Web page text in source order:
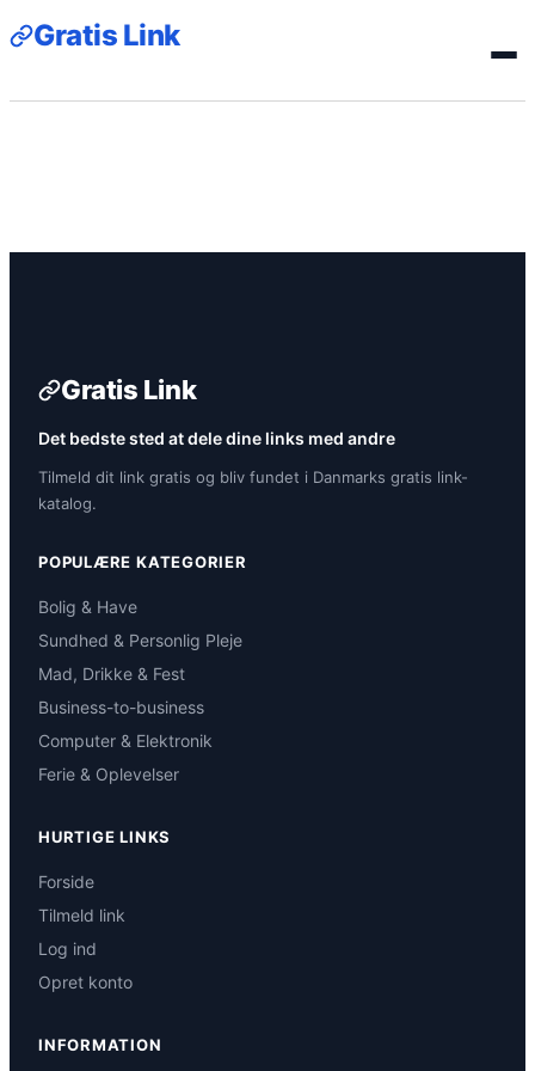
Gratis Link
Gratis Link
Det bedste sted at dele dine links med andre
Tilmeld dit link gratis og bliv fundet i Danmarks gratis link-
katalog.
POPULÆRE KATEGORIER
Bolig & Have
Sundhed & Personlig Pleje
Mad, Drikke & Fest
Business-to-business
Computer & Elektronik
Ferie & Oplevelser
HURTIGE LINKS
Forside
Tilmeld link
Log ind
Opret konto
INFORMATION